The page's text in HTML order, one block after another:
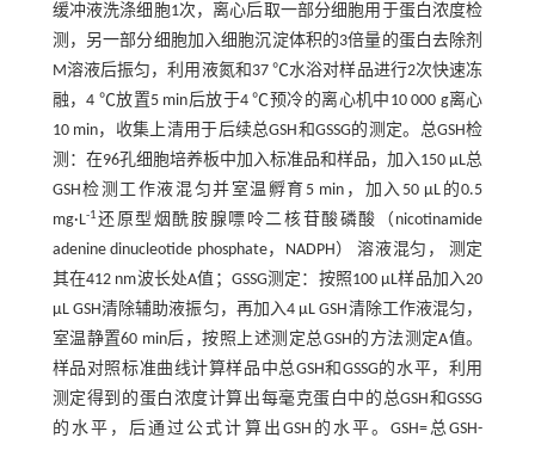
缓冲液洗涤细胞1次，离心后取一部分细胞用于蛋白浓度检
测，另一部分细胞加入细胞沉淀体积的3倍量的蛋白去除剂
M溶液后振匀，利用液氮和37 ℃水浴对样品进行2次快速冻
融，4 ℃放置5 min后放于4 ℃预冷的离心机中10 000 g离心
10 min，收集上清用于后续总GSH和GSSG的测定。总GSH检
测：在96孔细胞培养板中加入标准品和样品，加入150 µL总
GSH检测工作液混匀并室温孵育5 min，加入50 µL的0.5
mg·L-1还原型烟酰胺腺嘌呤二核苷酸磷酸（nicotinamide
adenine dinucleotide phosphate，NADPH） 溶液混匀， 测定
其在412 nm波长处A值；GSSG测定：按照100 µL样品加入20
µL GSH清除辅助液振匀，再加入4 µL GSH清除工作液混匀，
室温静置60 min后，按照上述测定总GSH的方法测定A值。
样品对照标准曲线计算样品中总GSH和GSSG的水平，利用
测定得到的蛋白浓度计算出每毫克蛋白中的总GSH和GSSG
的水平，后通过公式计算出GSH的水平。GSH=总GSH-